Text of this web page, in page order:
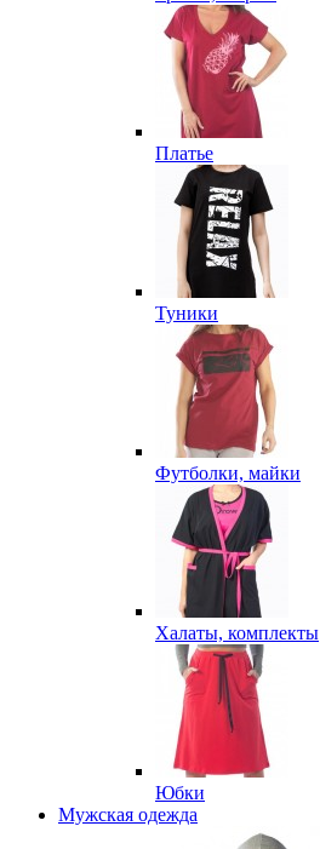
Платье
Туники
Футболки, майки
Халаты, комплекты
Юбки
Мужская одежда